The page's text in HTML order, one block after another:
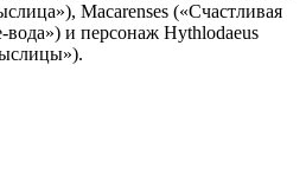
Macarenses («Счастливая
и персонаж Hythlodaeus